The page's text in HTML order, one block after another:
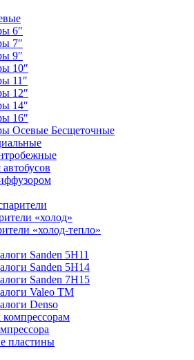
6″
7″
9″
10″
11″
12″
14″
16″
Осевые Бесщеточные
«холод»
«холод-тепло»
Sanden 5H11
Sanden 5H14
Sanden 7H15
Valeo ТМ
Denso
компрессорам
пластины